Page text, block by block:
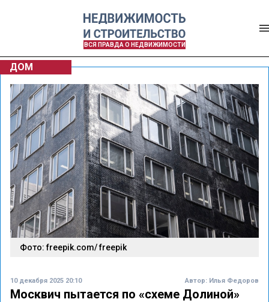
ВСЯ ПРАВДА О НЕДВИЖИМОСТИ
ДОМ
Фото: freepik.com/ freepik
10 декабря 2025 20:10 Автор: Илья Федоров
Москвич пытается по «схеме Долиной»